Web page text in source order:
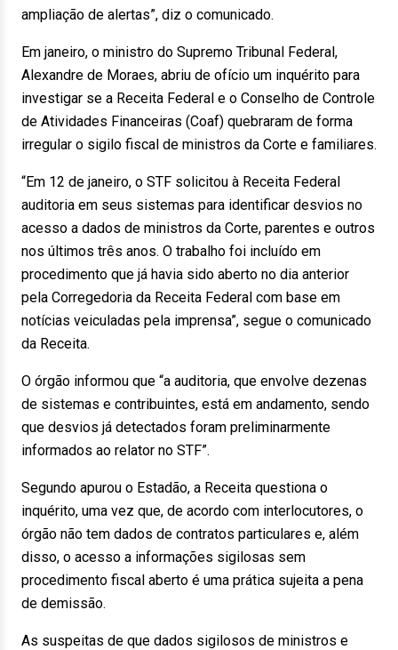
ampliação de alertas”, diz o comunicado.
Em janeiro, o ministro do Supremo Tribunal Federal,
Alexandre de Moraes, abriu de ofício um inquérito para
investigar se a Receita Federal e o Conselho de Controle
de Atividades Financeiras (Coaf) quebraram de forma
irregular o sigilo fiscal de ministros da Corte e familiares.
“Em 12 de janeiro, o STF solicitou à Receita Federal
auditoria em seus sistemas para identificar desvios no
acesso a dados de ministros da Corte, parentes e outros
nos últimos três anos. O trabalho foi incluído em
procedimento que já havia sido aberto no dia anterior
pela Corregedoria da Receita Federal com base em
notícias veiculadas pela imprensa”, segue o comunicado
da Receita.
O órgão informou que “a auditoria, que envolve dezenas
de sistemas e contribuintes, está em andamento, sendo
que desvios já detectados foram preliminarmente
informados ao relator no STF”.
Segundo apurou o Estadão, a Receita questiona o
inquérito, uma vez que, de acordo com interlocutores, o
órgão não tem dados de contratos particulares e, além
disso, o acesso a informações sigilosas sem
procedimento fiscal aberto é uma prática sujeita a pena
de demissão.
As suspeitas de que dados sigilosos de ministros e